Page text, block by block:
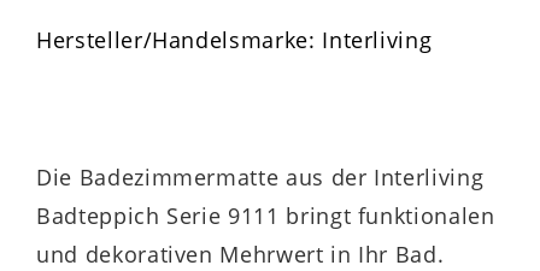
Hersteller/Handelsmarke: Interliving
Die Badezimmermatte aus der Interliving
Badteppich Serie 9111 bringt funktionalen
und dekorativen Mehrwert in Ihr Bad.